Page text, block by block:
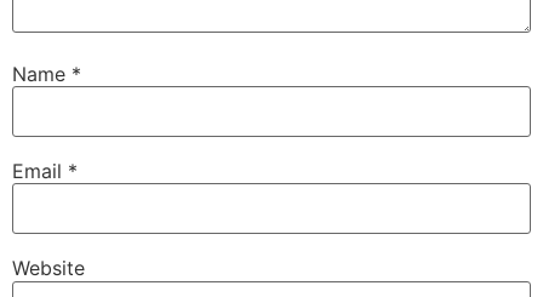
Name *
Email *
Website